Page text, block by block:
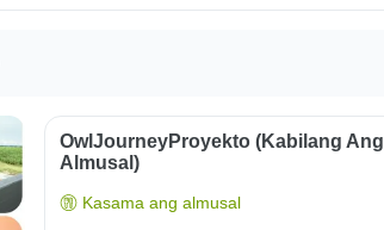
OwlJourneyProyekto (Kabilang Ang
Almusal)
Kasama ang almusal